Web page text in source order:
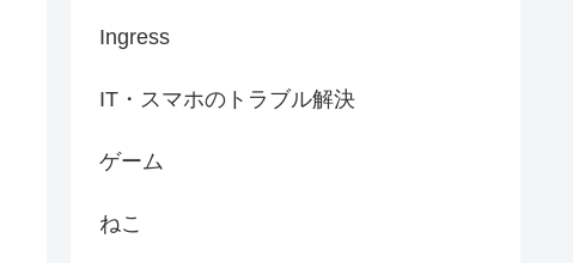
Ingress
IT・スマホのトラブル解決
ゲーム
ねこ